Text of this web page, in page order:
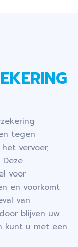
tegen
vervoer,
voor
en voorkomt
van
blijven uw
kunt u met een